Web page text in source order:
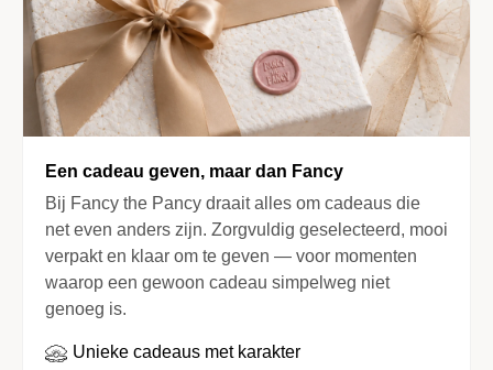
Een cadeau geven, maar dan Fancy
Bij Fancy the Pancy draait alles om cadeaus die
net even anders zijn. Zorgvuldig geselecteerd, mooi
verpakt en klaar om te geven — voor momenten
waarop een gewoon cadeau simpelweg niet
genoeg is.
Unieke cadeaus met karakter